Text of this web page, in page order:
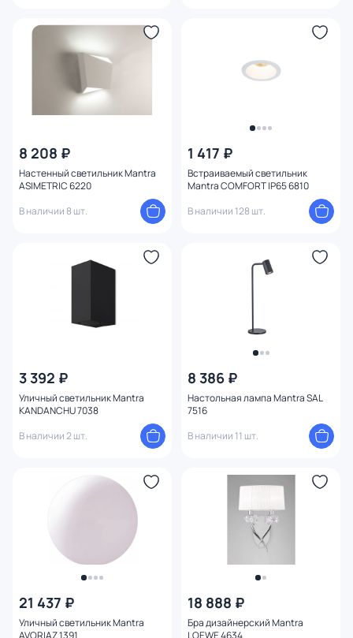
8 208 ₽
Настенный светильник Mantra
ASIMETRIC 6220
В наличии 8 шт.
1 417 ₽
Встраиваемый светильник
Mantra COMFORT IP65 6810
В наличии 128 шт.
3 392 ₽
Уличный светильник Mantra
KANDANCHU 7038
В наличии 2 шт.
8 386 ₽
Настольная лампа Mantra SAL
7516
В наличии 11 шт.
21 437 ₽
Уличный светильник Mantra
AVORIAZ 1391
18 888 ₽
Бра дизайнерский Mantra
LOEWE 4634